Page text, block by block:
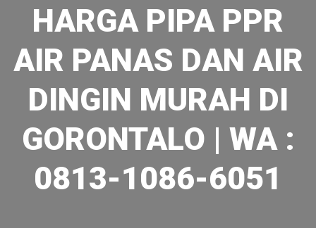
HARGA PIPA PPR
AIR PANAS DAN AIR
DINGIN MURAH DI
GORONTALO | WA :
0813-1086-6051